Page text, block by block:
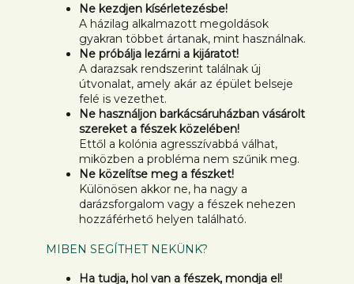
Ne kezdjen kísérletezésbe!
A házilag alkalmazott megoldások
gyakran többet ártanak, mint használnak.
Ne próbálja lezárni a kijáratot!
A darazsak rendszerint találnak új
útvonalat, amely akár az épület belseje
felé is vezethet.
Ne használjon barkácsáruházban vásárolt
szereket a fészek közelében!
Ettől a kolónia agresszívabbá válhat,
miközben a probléma nem szűnik meg.
Ne közelítse meg a fészket!
Különösen akkor ne, ha nagy a
darázsforgalom vagy a fészek nehezen
hozzáférhető helyen található.
MIBEN SEGÍTHET NEKÜNK?
Ha tudja, hol van a fészek, mondja el!